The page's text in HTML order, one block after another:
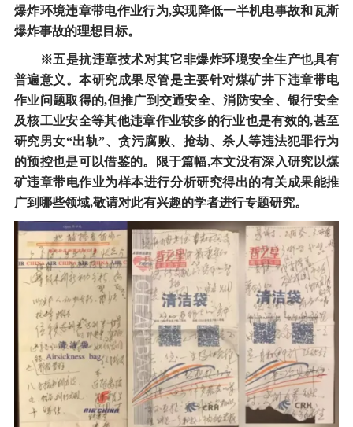
爆炸环境违章带电作业行为,实现降低一半机电事故和瓦斯
爆炸事故的理想目标。
※五是抗违章技术对其它非爆炸环境安全生产也具有
普遍意义。本研究成果尽管是主要针对煤矿井下违章带电
作业问题取得的,但推广到交通安全、消防安全、银行安全
及核工业安全等其他违章作业较多的行业也是有效的,甚至
研究男女“出轨”、贪污腐败、抢劫、杀人等违法犯罪行为
的预控也是可以借鉴的。限于篇幅,本文没有深入研究以煤
矿违章带电作业为样本进行分析研究得出的有关成果能推
广到哪些领域,敬请对此有兴趣的学者进行专题研究。